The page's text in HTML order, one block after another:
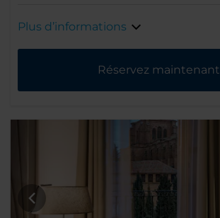
Plus d’informations
Réservez maintenant